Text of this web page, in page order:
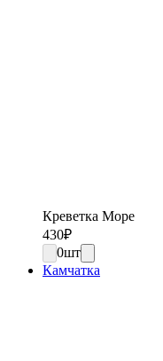
Креветка Море
430₽
0шт
Камчатка